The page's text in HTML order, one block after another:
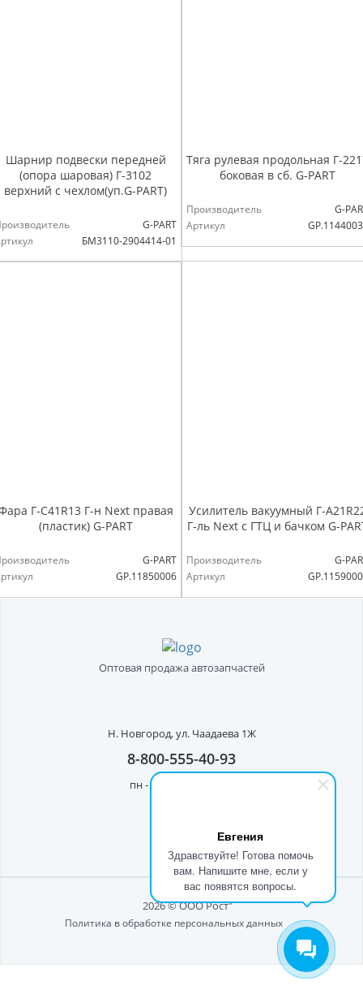
Евгения
Здравствуйте! Готова помочь
вам. Напишите мне, если у
вас появятся вопросы.
Шарнир подвески передней
(опора шаровая) Г-3102
верхний с чехлом(уп.G-PART)
G-PART
БМ3110-2904414-01
Тяга рулевая продольная Г-
боковая в сб. G-PART
Производитель
G-
Артикул
Г-С41R13 Г-н Next правая
(пластик) G-PART
G-PART
GP.11850006
Усилитель вакуумный Г-
Г-ль Next с ГТЦ и бачком G-
Производитель
G-
Артикул
Оптовая продажа автозапчастей
Н. Новгород,ул. Чаадаева 1Ж
8-800-555-40-93
пн - пт с 8:00 до 17:00
2026 © ООО Рост"
Политика в обработке персональных данных